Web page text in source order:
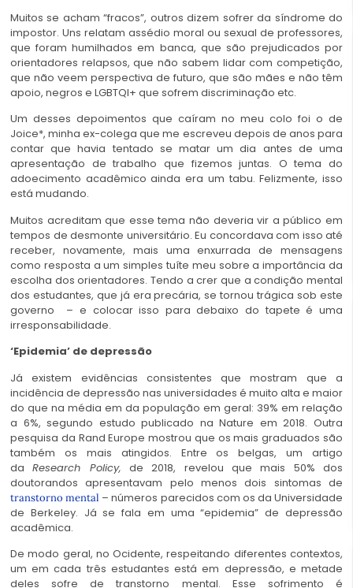
Muitos se acham “fracos”, outros dizem sofrer da síndrome do
impostor. Uns relatam assédio moral ou sexual de professores,
que foram humilhados em banca, que são prejudicados por
orientadores relapsos, que não sabem lidar com competição,
que não veem perspectiva de futuro, que são mães e não têm
apoio, negros e LGBTQI+ que sofrem discriminação etc.
Um desses depoimentos que caíram no meu colo foi o de
Joice*, minha ex-colega que me escreveu depois de anos para
contar que havia tentado se matar um dia antes de uma
apresentação de trabalho que fizemos juntas. O tema do
adoecimento acadêmico ainda era um tabu. Felizmente, isso
está mudando.
Muitos acreditam que esse tema não deveria vir a público em
tempos de desmonte universitário. Eu concordava com isso até
receber, novamente, mais uma enxurrada de mensagens
como resposta a um simples tuíte meu sobre a importância da
escolha dos orientadores. Tendo a crer que a condição mental
dos estudantes, que já era precária, se tornou trágica sob este
governo – e colocar isso para debaixo do tapete é uma
irresponsabilidade.
‘Epidemia’ de depressão
Já existem evidências consistentes que mostram que a
incidência de depressão nas universidades é muito alta e maior
do que na média em da população em geral: 39% em relação
a 6%, segundo estudo publicado na Nature em 2018. Outra
pesquisa da Rand Europe mostrou que os mais graduados são
também os mais atingidos. Entre os belgas, um artigo
daResearch Policy, de 2018, revelou que mais 50% dos
doutorandos apresentavam pelo menos dois sintomas de
transtorno mental – números parecidos com os da Universidade
de Berkeley. Já se fala em uma “epidemia” de depressão
acadêmica.
De modo geral, no Ocidente, respeitando diferentes contextos,
um em cada três estudantes está em depressão, e metade
deles sofre de transtorno mental. Esse sofrimento é